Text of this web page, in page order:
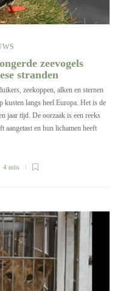
zeevogels
stranden
zeekoppen, alken en sternen
kusten langs heel Europa. Het is de
jaar tijd. De oorzaak is een reeks
aangetast en hun lichamen heeft
4 min